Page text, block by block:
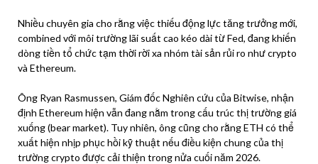
Nhiều chuyên gia cho rằng việc thiếu động lực tăng trưởng mới,
combined với môi trường lãi suất cao kéo dài từ Fed, đang khiến
dòng tiền tổ chức tạm thời rời xa nhóm tài sản rủi ro như crypto
và Ethereum.
Ông Ryan Rasmussen, Giám đốc Nghiên cứu của Bitwise, nhận
định Ethereum hiện vẫn đang nằm trong cấu trúc thị trường giá
xuống (bear market). Tuy nhiên, ông cũng cho rằng ETH có thể
xuất hiện nhịp phục hồi kỹ thuật nếu điều kiện chung của thị
trường crypto được cải thiện trong nửa cuối năm 2026.